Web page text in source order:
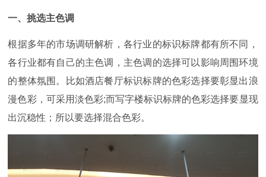
一、挑选主色调
根据多年的市场调研解析，各行业的标识标牌都有所不同，
各行业都有自己的主色调，主色调的选择可以影响周围环境
的整体氛围。比如酒店餐厅标识标牌的色彩选择要彰显出浪
漫色彩，可采用淡色彩;而写字楼标识标牌的色彩选择要显现
出沉稳性；所以要选择混合色彩。